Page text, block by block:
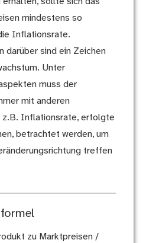
mindestens so
Inflationsrate.
darüber sind ein Zeichen
Unter
muss der
mit anderen
z.B. Inflationsrate, erfolgte
betrachtet werden, um
treffen
zu Marktpreisen /